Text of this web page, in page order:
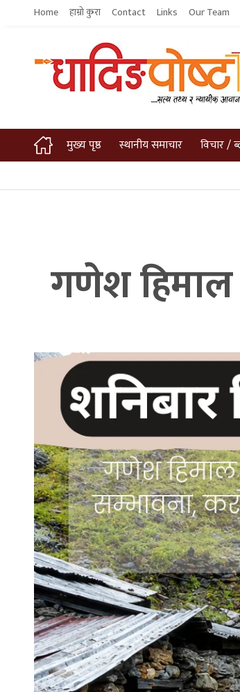
Home हाम्रो कुरा Contact Links Our Team
मुख्य पृष्ठ स्थानीय समाचार विचार /
गणेश हिमाल